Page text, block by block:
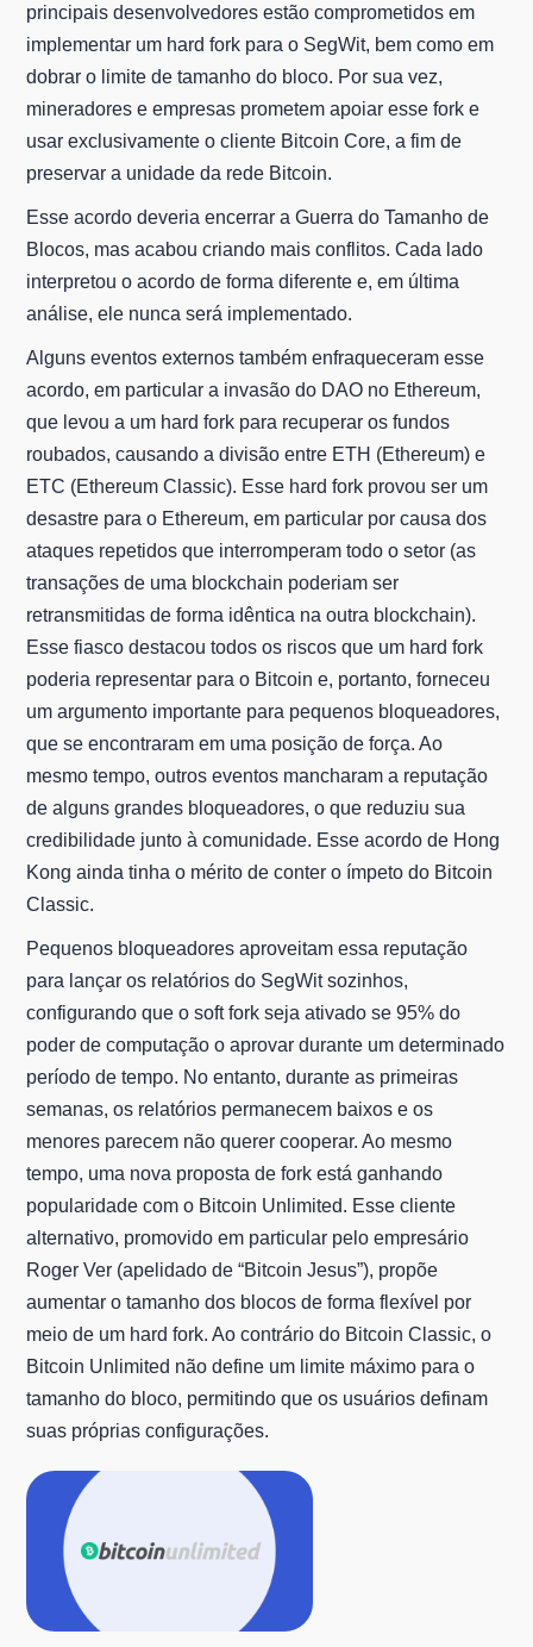
principais desenvolvedores estão comprometidos em
implementar um hard fork para o SegWit, bem como em
dobrar o limite de tamanho do bloco. Por sua vez,
mineradores e empresas prometem apoiar esse fork e
usar exclusivamente o cliente Bitcoin Core, a fim de
preservar a unidade da rede Bitcoin.
Esse acordo deveria encerrar a Guerra do Tamanho de
Blocos, mas acabou criando mais conflitos. Cada lado
interpretou o acordo de forma diferente e, em última
análise, ele nunca será implementado.
Alguns eventos externos também enfraqueceram esse
acordo, em particular a invasão do DAO no Ethereum,
que levou a um hard fork para recuperar os fundos
roubados, causando a divisão entre ETH (Ethereum) e
ETC (Ethereum Classic). Esse hard fork provou ser um
desastre para o Ethereum, em particular por causa dos
ataques repetidos que interromperam todo o setor (as
transações de uma blockchain poderiam ser
retransmitidas de forma idêntica na outra blockchain).
Esse fiasco destacou todos os riscos que um hard fork
poderia representar para o Bitcoin e, portanto, forneceu
um argumento importante para pequenos bloqueadores,
que se encontraram em uma posição de força. Ao
mesmo tempo, outros eventos mancharam a reputação
de alguns grandes bloqueadores, o que reduziu sua
credibilidade junto à comunidade. Esse acordo de Hong
Kong ainda tinha o mérito de conter o ímpeto do Bitcoin
Classic.
Pequenos bloqueadores aproveitam essa reputação
para lançar os relatórios do SegWit sozinhos,
configurando que o soft fork seja ativado se 95% do
poder de computação o aprovar durante um determinado
período de tempo. No entanto, durante as primeiras
semanas, os relatórios permanecem baixos e os
menores parecem não querer cooperar. Ao mesmo
tempo, uma nova proposta de fork está ganhando
popularidade com o Bitcoin Unlimited. Esse cliente
alternativo, promovido em particular pelo empresário
Roger Ver (apelidado de “Bitcoin Jesus”), propõe
aumentar o tamanho dos blocos de forma flexível por
meio de um hard fork. Ao contrário do Bitcoin Classic, o
Bitcoin Unlimited não define um limite máximo para o
tamanho do bloco, permitindo que os usuários definam
suas próprias configurações.